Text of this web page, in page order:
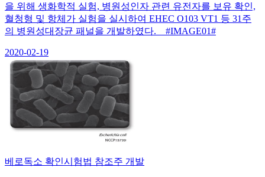
을 위해 생화학적 실험, 병원성인자 관련 유전자를 보유 확인,
혈청형 및 항체가 실험을 실시하여 EHEC O103 VT1 등 31주
의 병원성대장균 패널을 개발하였다. #IMAGE01#
2020-02-19
베로독소 확인시험법 참조주 개발